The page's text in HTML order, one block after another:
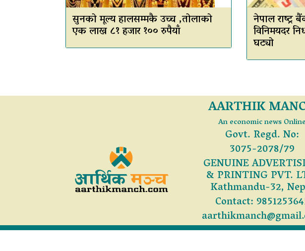
सुनको मूल्य हालसम्मकै उच्च ,तोलाको
एक लाख ८१ हजार १०० रुपैयाँ
नेपाल राष्ट्र
विनिमयदर
घट्यो
AARTHIK
An economic news Online
Govt. Regd. No:
3075-2078/79
GENUINE
& PRINTING PVT.
Kathmandu-32,
Contact: